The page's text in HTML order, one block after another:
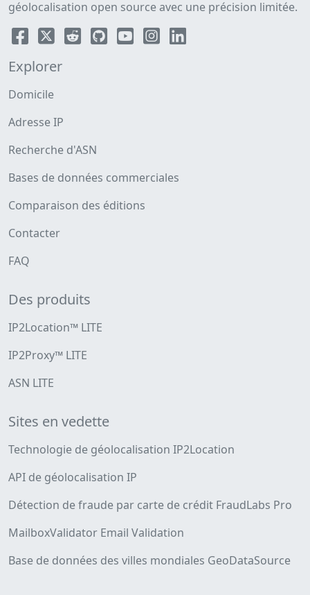
géolocalisation open source avec une précision limitée.
Explorer
Domicile
Adresse IP
Recherche d'ASN
Bases de données commerciales
Comparaison des éditions
Contacter
FAQ
Des produits
IP2Location™ LITE
IP2Proxy™ LITE
ASN LITE
Sites en vedette
Technologie de géolocalisation IP2Location
API de géolocalisation IP
Détection de fraude par carte de crédit FraudLabs Pro
MailboxValidator Email Validation
Base de données des villes mondiales GeoDataSource